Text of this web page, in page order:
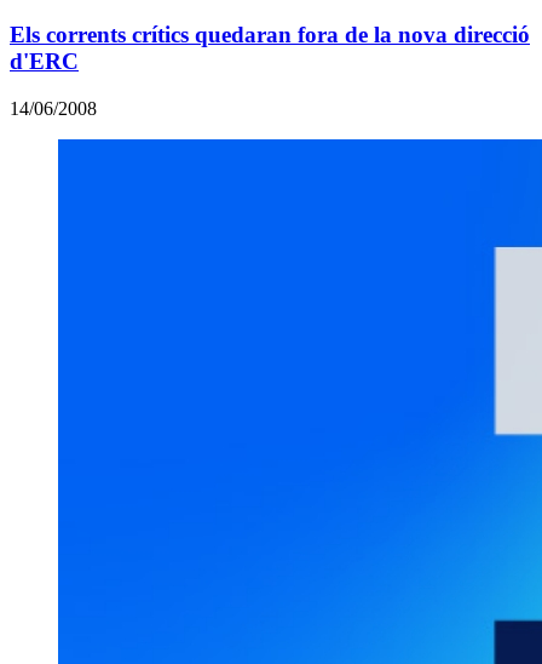
Els corrents crítics quedaran fora de la nova direcció
d'ERC
14/06/2008